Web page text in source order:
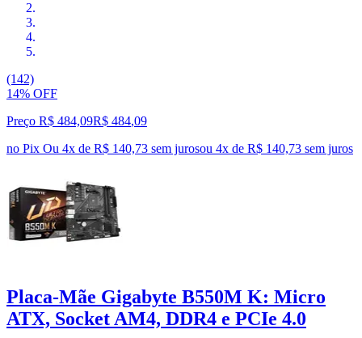
(142)
14% OFF
Preço R$ 484,09R$ 484,09
no Pix Ou 4x de R$ 140,73 sem jurosou 4x de R$ 140,73 sem juros
Placa-Mãe Gigabyte B550M K: Micro
ATX, Socket AM4, DDR4 e PCIe 4.0